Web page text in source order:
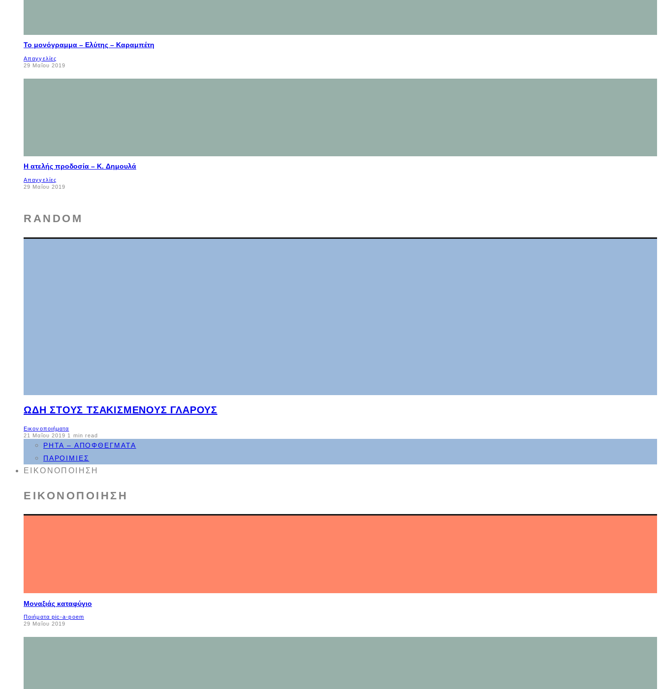
Το μονόγραμμα – Ελύτης – Καραμπέτη
Απαγγελίες
29 Μαΐου 2019
Η ατελής προδοσία – K. Δημουλά
Απαγγελίες
29 Μαΐου 2019
RANDOM
ΩΔΉ ΣΤΟΥΣ ΤΣΑΚΙΣΜΈΝΟΥΣ ΓΛΆΡΟΥΣ
Εικονοποιήματα
21 Μαΐου 2019 1 min read
ΡΗΤΆ – ΑΠΟΦΘΈΓΜΑΤΑ
ΠΑΡΟΙΜΊΕΣ
ΕΙΚΟΝΟΠΟΊΗΣΗ
ΕΙΚΟΝΟΠΟΊΗΣΗ
Μοναξιάς καταφύγιο
Ποιήματα pic-a-poem
29 Μαΐου 2019